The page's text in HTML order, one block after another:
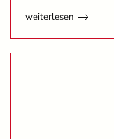
weiterlesen